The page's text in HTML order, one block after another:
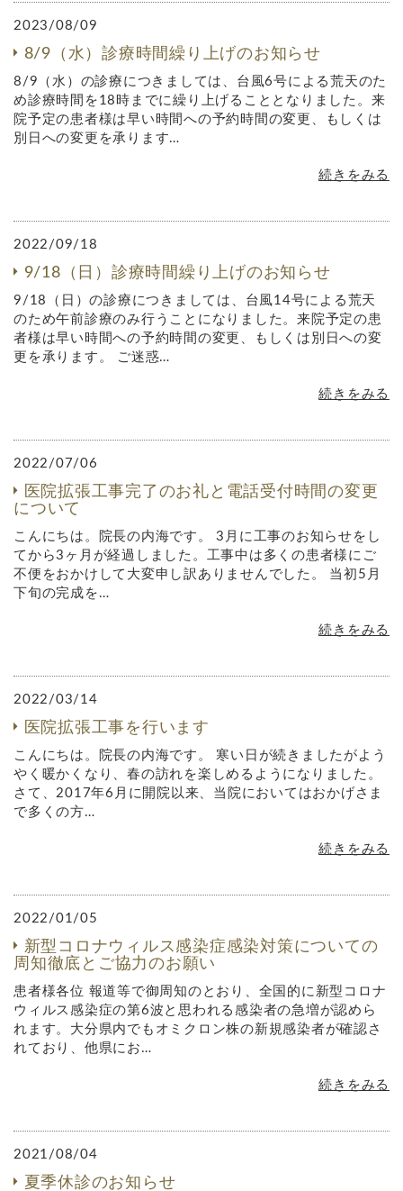
2023/08/09
8/9（水）診療時間繰り上げのお知らせ
8/9（水）の診療につきましては、台風6号による荒天のた
め診療時間を18時までに繰り上げることとなりました。来
院予定の患者様は早い時間への予約時間の変更、もしくは
別日への変更を承ります…
続きをみる
2022/09/18
9/18（日）診療時間繰り上げのお知らせ
9/18（日）の診療につきましては、台風14号による荒天
のため午前診療のみ行うことになりました。来院予定の患
者様は早い時間への予約時間の変更、もしくは別日への変
更を承ります。 ご迷惑…
続きをみる
2022/07/06
医院拡張工事完了のお礼と電話受付時間の変更
について
こんにちは。院長の内海です。 3月に工事のお知らせをし
てから3ヶ月が経過しました。工事中は多くの患者様にご
不便をおかけして大変申し訳ありませんでした。 当初5月
下旬の完成を…
続きをみる
2022/03/14
医院拡張工事を行います
こんにちは。院長の内海です。 寒い日が続きましたがよう
やく暖かくなり、春の訪れを楽しめるようになりました。
さて、2017年6月に開院以来、当院においてはおかげさま
で多くの方…
続きをみる
2022/01/05
新型コロナウィルス感染症感染対策についての
周知徹底とご協力のお願い
患者様各位 報道等で御周知のとおり、全国的に新型コロナ
ウィルス感染症の第6波と思われる感染者の急増が認めら
れます。大分県内でもオミクロン株の新規感染者が確認さ
れており、他県にお…
続きをみる
2021/08/04
夏季休診のお知らせ